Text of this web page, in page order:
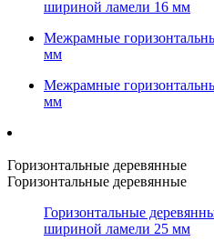
шириной ламели 16 мм
Межрамные
мм
Межрамные
мм
Горизонтальные деревянные
Горизонтальные деревянные
Горизонтальные
шириной ламели 25 мм